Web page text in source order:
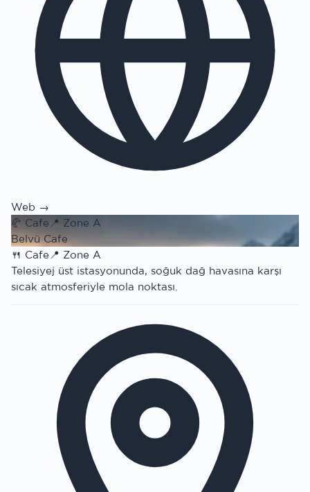
Web →
🥐 Cafe 📍 Zone A
Belvü Cafe
🍴 Cafe📍 Zone A
Telesiyej üst istasyonunda, soğuk dağ havasına karşı
sıcak atmosferiyle mola noktası.